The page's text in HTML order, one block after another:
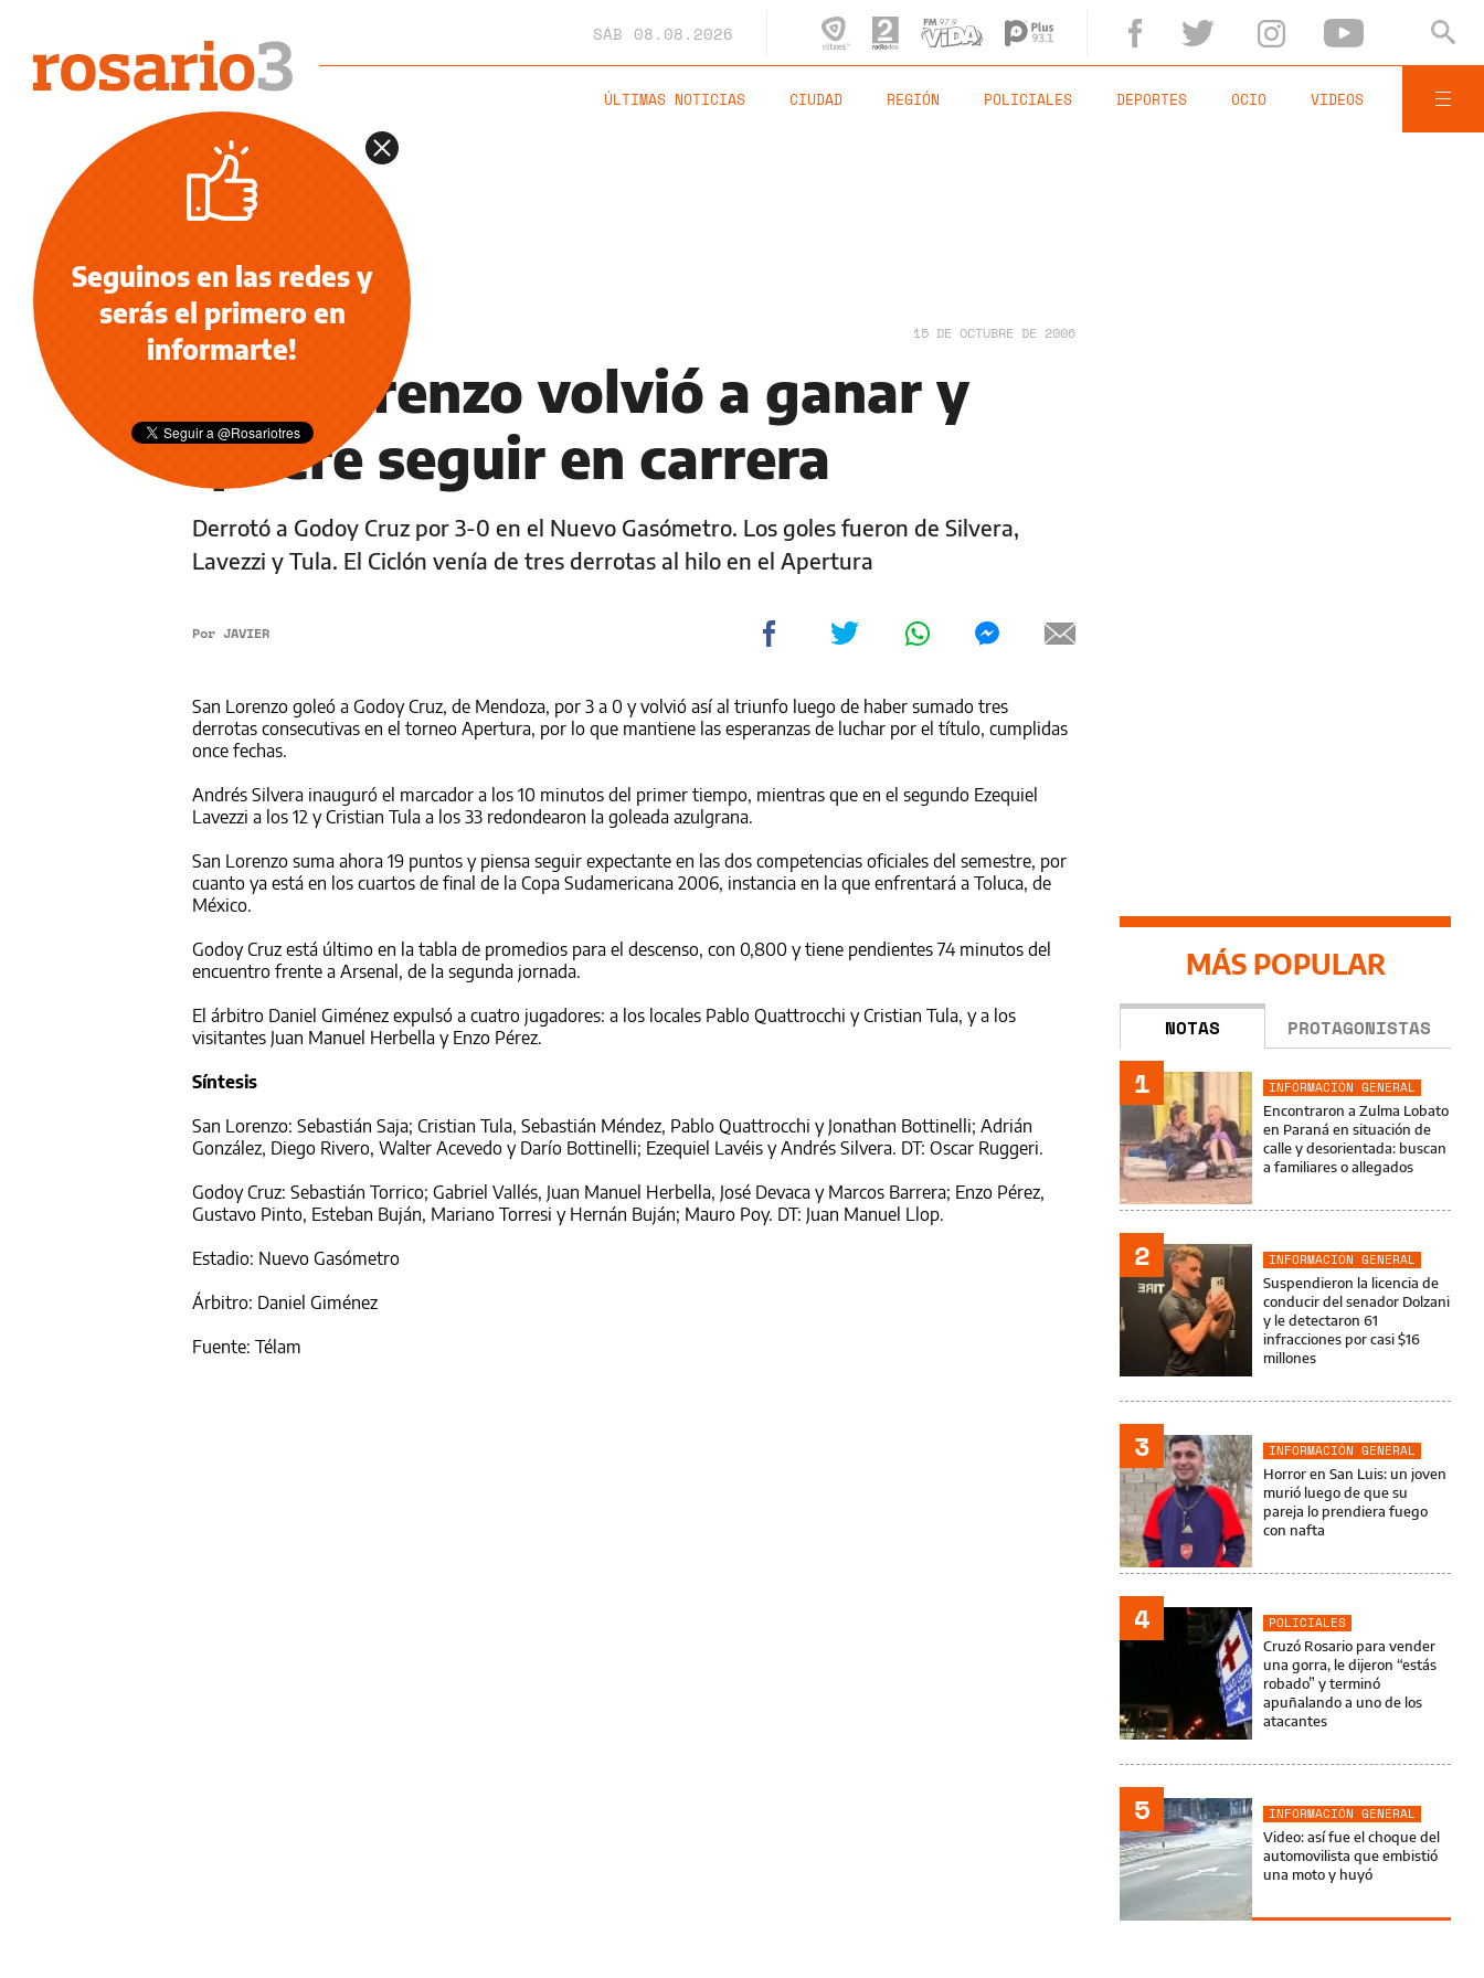
SÁB 08.08.2026
ÚLTIMAS NOTICIAS CIUDAD REGIÓN POLICIALES DEPORTES OCIO VIDEOS
NOTICIAS 15 DE OCTUBRE DE 2006
San Lorenzo volvió a ganar y
quiere seguir en carrera
Derrotó a Godoy Cruz por 3-0 en el Nuevo Gasómetro. Los goles fueron de Silvera,
Lavezzi y Tula. El Ciclón venía de tres derrotas al hilo en el Apertura
Por JAVIER
San Lorenzo goleó a Godoy Cruz, de Mendoza, por 3 a 0 y volvió así al triunfo luego de haber sumado tres
derrotas consecutivas en el torneo Apertura, por lo que mantiene las esperanzas de luchar por el título, cumplidas
once fechas.
Andrés Silvera inauguró el marcador a los 10 minutos del primer tiempo, mientras que en el segundo Ezequiel
Lavezzi a los 12 y Cristian Tula a los 33 redondearon la goleada azulgrana.
San Lorenzo suma ahora 19 puntos y piensa seguir expectante en las dos competencias oficiales del semestre, por
cuanto ya está en los cuartos de final de la Copa Sudamericana 2006, instancia en la que enfrentará a Toluca, de
México.
Godoy Cruz está último en la tabla de promedios para el descenso, con 0,800 y tiene pendientes 74 minutos del
encuentro frente a Arsenal, de la segunda jornada.
El árbitro Daniel Giménez expulsó a cuatro jugadores: a los locales Pablo Quattrocchi y Cristian Tula, y a los
visitantes Juan Manuel Herbella y Enzo Pérez.
Síntesis
San Lorenzo: Sebastián Saja; Cristian Tula, Sebastián Méndez, Pablo Quattrocchi y Jonathan Bottinelli; Adrián
González, Diego Rivero, Walter Acevedo y Darío Bottinelli; Ezequiel Lavéis y Andrés Silvera. DT: Oscar Ruggeri.
Godoy Cruz: Sebastián Torrico; Gabriel Vallés, Juan Manuel Herbella, José Devaca y Marcos Barrera; Enzo Pérez,
Gustavo Pinto, Esteban Buján, Mariano Torresi y Hernán Buján; Mauro Poy. DT: Juan Manuel Llop.
Estadio: Nuevo Gasómetro
Árbitro: Daniel Giménez
Fuente: Télam
MÁS POPULAR
NOTAS PROTAGONISTAS
1
INFORMACIÓN GENERAL
Encontraron a Zulma Lobato
en Paraná en situación de
calle y desorientada: buscan
a familiares o allegados
2
INFORMACIÓN GENERAL
Suspendieron la licencia de
conducir del senador Dolzani
y le detectaron 61
infracciones por casi $16
millones
3
INFORMACIÓN GENERAL
Horror en San Luis: un joven
murió luego de que su
pareja lo prendiera fuego
con nafta
4
POLICIALES
Cruzó Rosario para vender
una gorra, le dijeron “estás
robado” y terminó
apuñalando a uno de los
atacantes
5
INFORMACIÓN GENERAL
Video: así fue el choque del
automovilista que embistió
una moto y huyó
Seguinos en las redes y
serás el primero en
informarte!